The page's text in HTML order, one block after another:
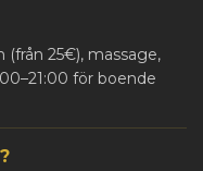
25€), massage,
för boende